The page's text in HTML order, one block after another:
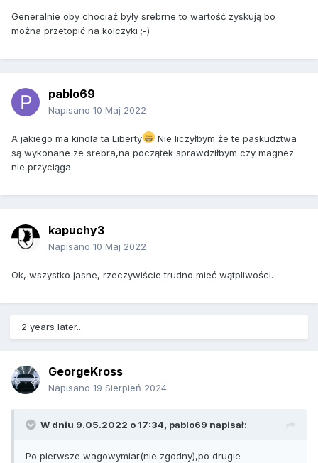
Generalnie oby chociaż były srebrne to wartość zyskują bo
można przetopić na kolczyki ;-)
pablo69
Napisano 10 Maj 2022
A jakiego ma kinola ta Liberty
Nie liczyłbym że te paskudztwa
są wykonane ze srebra,na początek sprawdziłbym czy magnez
nie przyciąga.
kapuchy3
Napisano 10 Maj 2022
Ok, wszystko jasne, rzeczywiście trudno mieć wątpliwości.
2 years later...
GeorgeKross
Napisano 19 Sierpień 2024
W dniu 9.05.2022 o 17:34, pablo69 napisał:
Po pierwsze wagowymiar(nie zgodny),po drugie